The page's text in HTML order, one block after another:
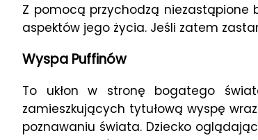
Z pomocą przychodzą niezastąpione
aspektów jego życia. Jeśli zatem
Wyspa Puffinów
To ukłon w stronę bogatego
zamieszkujących tytułową wyspę
poznawaniu świata. Dziecko